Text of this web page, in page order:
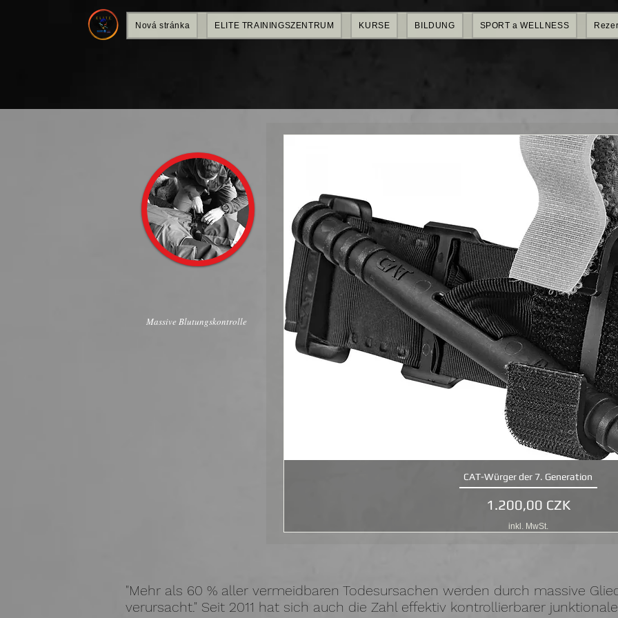
Nová stránka ELITE TRAININGSZENTRUM KURSE BILDUNG SPORT a WELLNESS
Massive Blutungskontrolle
Schnellansicht
CAT-Würger der 7. Generation
Preis
1.200,00 CZK
inkl. MwSt.
"Mehr als 60 % aller vermeidbaren Todesursachen werden durch massive
verursacht." Seit 2011 hat sich auch die Zahl effektiv kontrollierbarer